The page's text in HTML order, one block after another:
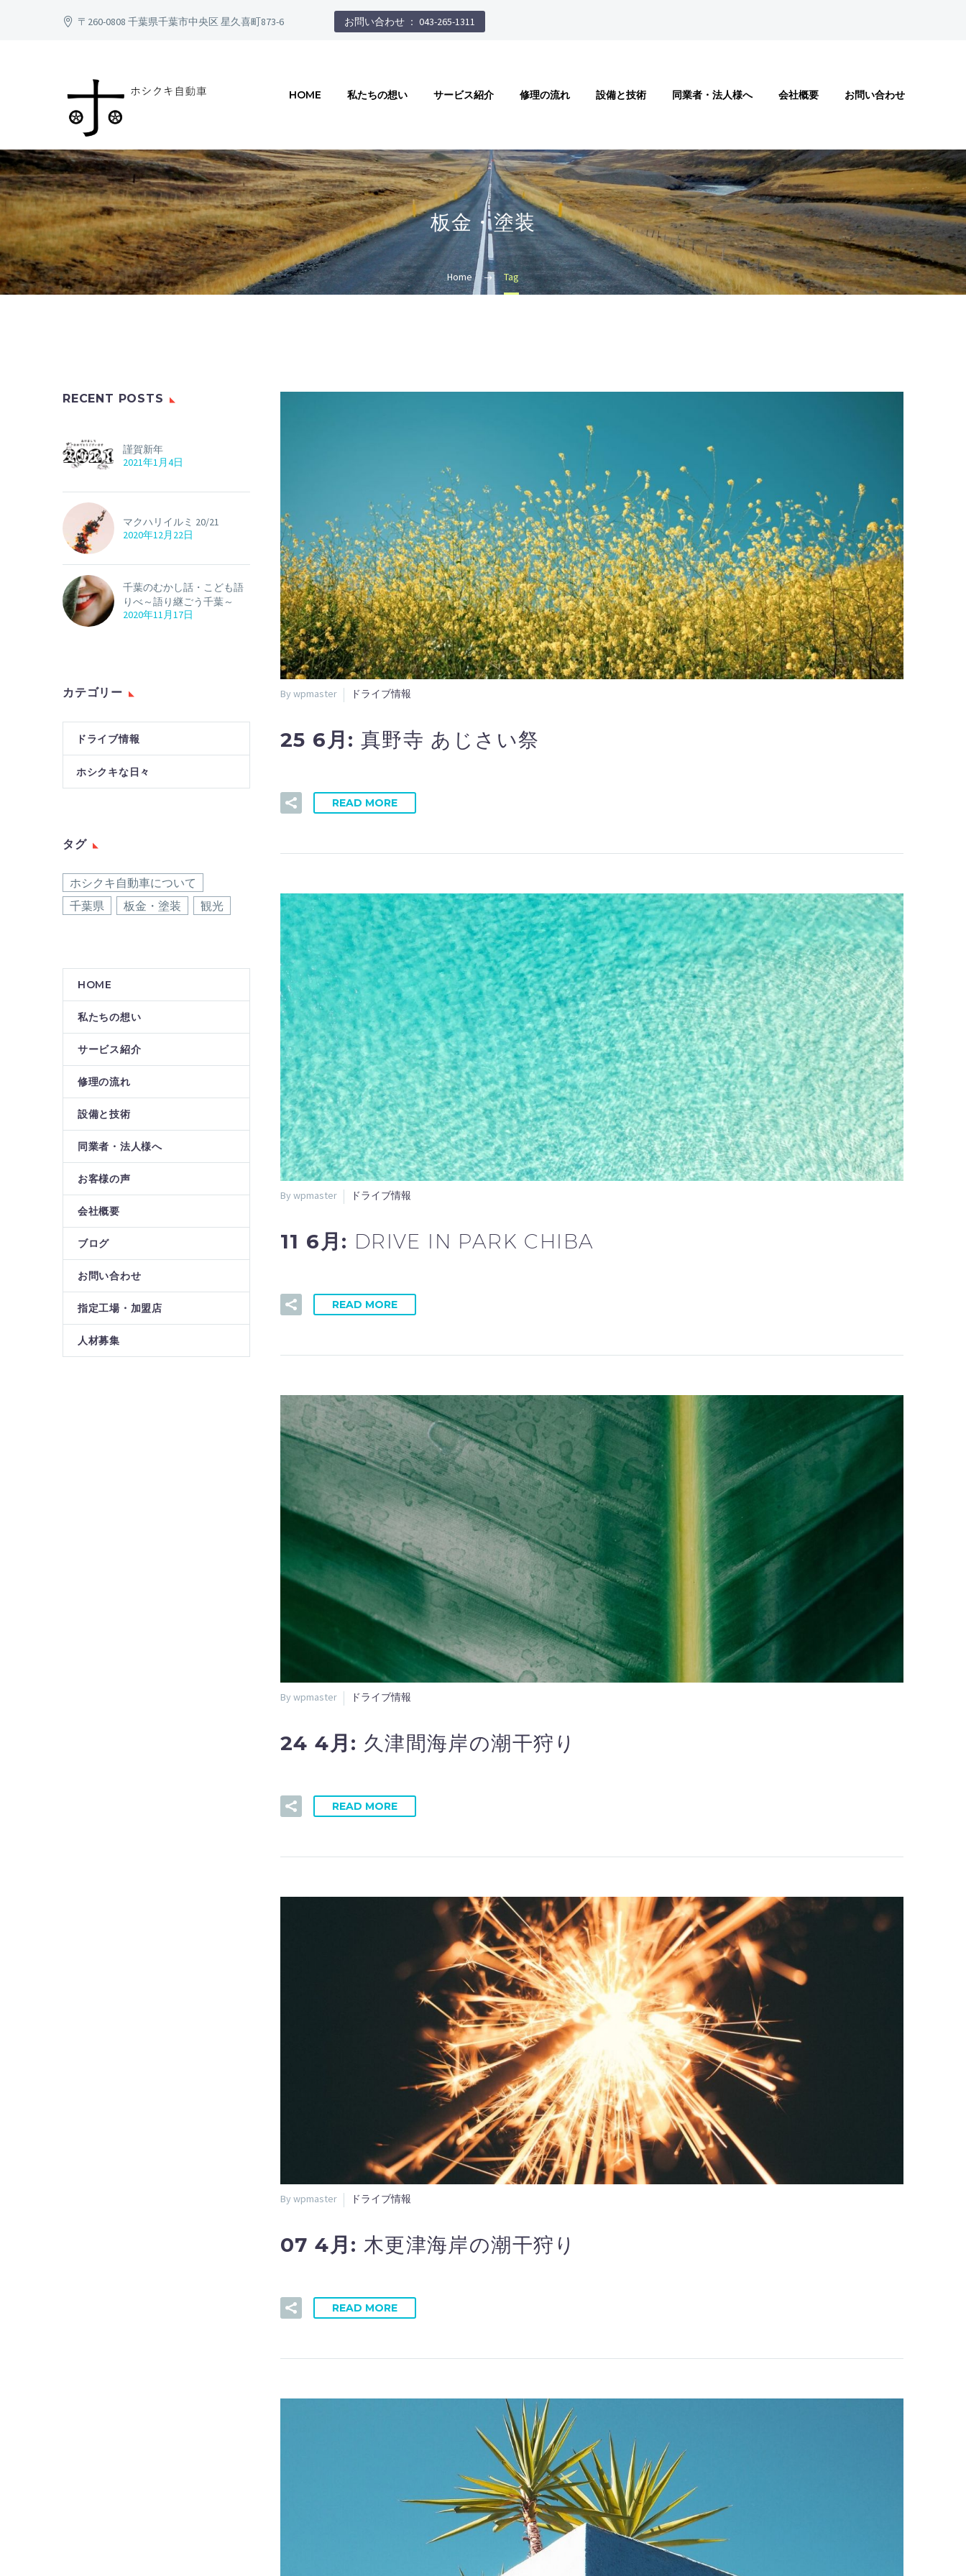
〒260-0808 千葉県千葉市中央区 星久喜町873-6 お問い合わせ ： 043-265-1311
HOME 私たちの想い サービス紹介 修理の流れ 設備と技術 同業者・法人様へ 会社概要 お問い合わせ
板金・塗装
Home Tag
By wpmaster ドライブ情報
25 6月: 真野寺 あじさい祭
READ MORE
By wpmaster ドライブ情報
11 6月: DRIVE IN PARK CHIBA
READ MORE
By wpmaster ドライブ情報
24 4月: 久津間海岸の潮干狩り
READ MORE
By wpmaster ドライブ情報
07 4月: 木更津海岸の潮干狩り
READ MORE
RECENT POSTS
謹賀新年
2021年1月4日
マクハリイルミ 20/21
2020年12月22日
千葉のむかし話・こども語
りべ～語り継ごう千葉～
2020年11月17日
カテゴリー
ドライブ情報
ホシクキな日々
タグ
ホシクキ自動車について
千葉県
板金・塗装 観光
HOME
私たちの想い
サービス紹介
修理の流れ
設備と技術
同業者・法人様へ
お客様の声
会社概要
ブログ
お問い合わせ
指定工場・加盟店
人材募集